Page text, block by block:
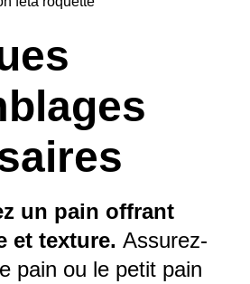
un pain offrant
et texture. Assurez-
pain ou le petit pain